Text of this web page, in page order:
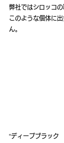
弊社ではシロッコの
このような個体に
ん。
“ディープブラック